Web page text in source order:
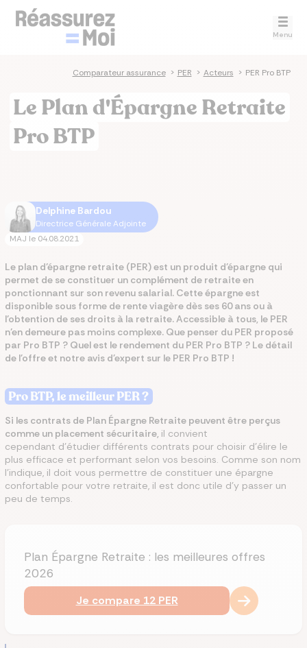
Menu
Comparateur assurance > PER > Acteurs > PER Pro BTP
Le Plan d'Épargne Retraite
Pro BTP
Delphine Bardou
Directrice Générale Adjointe
MAJ le 04.08.2021
Le plan d’épargne retraite (PER) est un produit d'épargne qui
permet de se constituer un complément de retraite en
ponctionnant sur son revenu salarial. Cette épargne est
disponible sous forme de rente viagère dès ses 60 ans ou à
l’obtention de ses droits à la retraite. Accessible à tous, le PER
n’en demeure pas moins complexe. Que penser du PER proposé
par Pro BTP ? Quel est le rendement du PER Pro BTP ? Le détail
de l'offre et notre avis d'expert sur le PER Pro BTP !
Pro BTP, le meilleur PER ?
Si les contrats de Plan Épargne Retraite peuvent être perçus
comme un placement sécuritaire, il convient
cependant d’étudier différents contrats pour choisir d'élire le
plus efficace et performant selon vos besoins. Comme son nom
l’indique, il doit vous permettre de constituer une épargne
confortable pour votre retraite, il est donc utile d’y passer un
peu de temps.
Plan Épargne Retraite : les meilleures offres
2026
Je compare 12 PER